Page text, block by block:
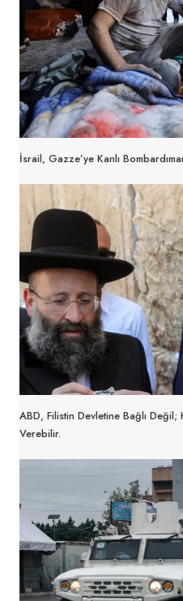
İsrail, Gazze’ye Kanlı
ABD, Filistin Devletine Bağlı
Verebilir.